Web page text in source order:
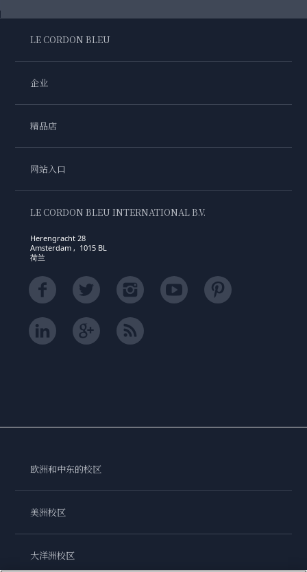
LE CORDON BLEU
企业
精品店
网站入口
LE CORDON BLEU INTERNATIONAL B.V.
Herengracht 28
Amsterdam , 1015 BL
荷兰
欧洲和中东的校区
美洲校区
大洋洲校区